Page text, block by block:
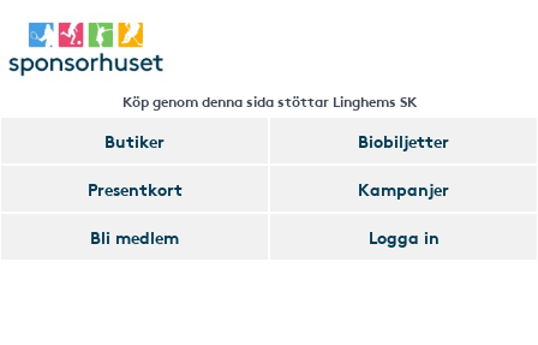
Köp genom denna sida stöttar Linghems SK
Butiker
Biobiljetter
Presentkort
Kampanjer
Bli medlem
Logga in